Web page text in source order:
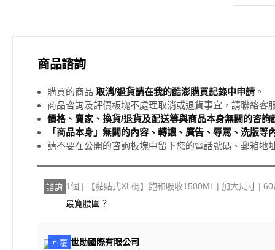
商品諮詢
購買的商品 取消/退貨請在我的酷澎購買記錄中申請 。
商品咨詢及評價板塊不處理取消或退貨事宜，請聯絡客
價格、賣家、換貨/退貨及配送等與商品本身無關的咨詢
「商品本身」無關的內容、轉讓、廣告、辱罵、洗版等
請不要在公開的咨詢板塊中留下您的電話號碼、郵箱地
諮詢 1個 | 【黏貼式XL碼】飽和吸收1500ML | 加大尺寸 |
最寬腰圍？
回覆 世勛國際有限公司